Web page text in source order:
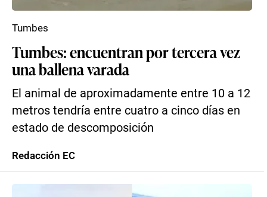
Tumbes: encuentran por tercera vez
una ballena varada
El animal de aproximadamente entre 10 a 12
metros tendría entre cuatro a cinco días en
estado de descomposición
Tumbes
Redacción EC